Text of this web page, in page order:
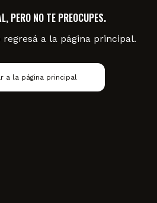
PERO NO TE PREOCUPES.
a la página principal.
a la página principal